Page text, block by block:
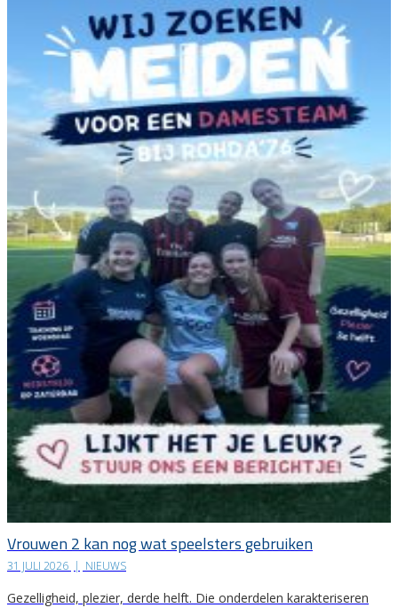
Vrouwen 2 kan nog wat speelsters gebruiken
31 JULI 2026 | NIEUWS
Gezelligheid, plezier, derde helft. Die onderdelen karakteriseren